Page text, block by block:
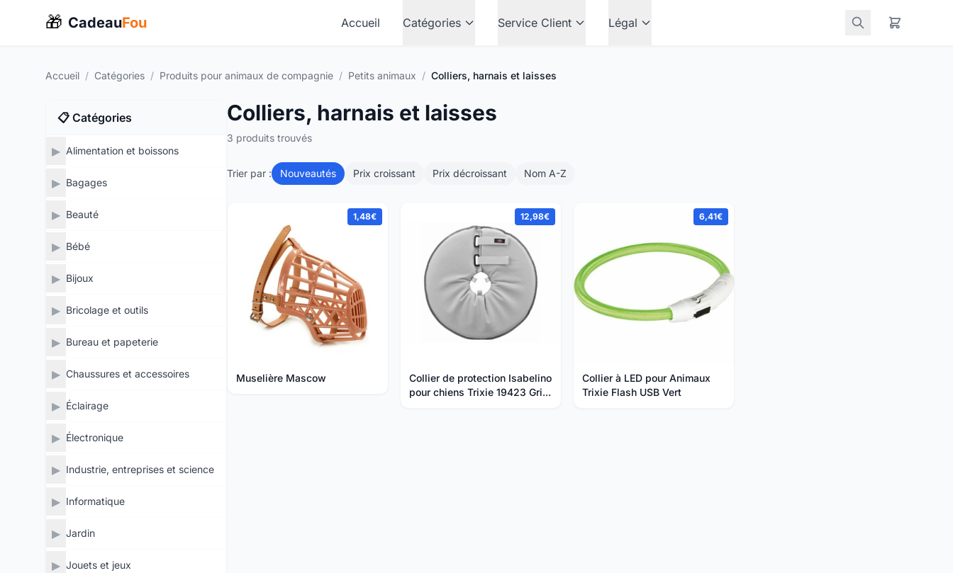
🎁 CadeauFou Accueil Catégories Service Client Légal
Accueil / Catégories / Produits pour animaux de compagnie / Petits animaux / Colliers, harnais et laisses
📋 Catégories
▶ Alimentation et boissons
▶ Bagages
▶ Beauté
▶ Bébé
▶ Bijoux
▶ Bricolage et outils
▶ Bureau et papeterie
▶ Chaussures et accessoires
▶ Éclairage
▶ Électronique
▶ Industrie, entreprises et science
▶ Informatique
▶ Jardin
▶ Jouets et jeux
Colliers, harnais et laisses
3 produits trouvés
Trier par : Nouveautés Prix croissant Prix décroissant Nom A-Z
1,48€
Muselière Mascow
12,98€
Collier de protection Isabelino
pour chiens Trixie 19423 Gri...
6,41€
Collier à LED pour Animaux
Trixie Flash USB Vert